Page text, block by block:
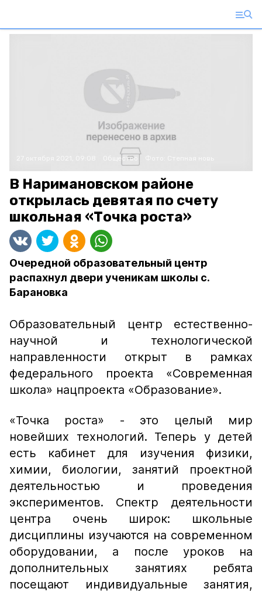
Общество
В Наримановском районе
открылась девятая по счету
школьная «Точка роста»
Очередной образовательный центр
распахнул двери ученикам школы с.
Барановка
Образовательный центр естественно-
научной и технологической
направленности открыт в рамках
федерального проекта «Современная
школа» нацпроекта «Образование».
«Точка роста» - это целый мир
новейших технологий. Теперь у детей
есть кабинет для изучения физики,
химии, биологии, занятий проектной
деятельностью и проведения
экспериментов. Спектр деятельности
центра очень широк: школьные
дисциплины изучаются на современном
оборудовании, а после уроков на
дополнительных занятиях ребята
посещают индивидуальные занятия,